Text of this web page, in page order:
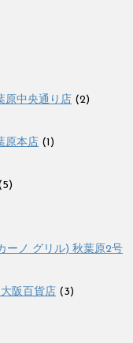
原中央通り店 (2)
原本店 (1)
ーノ グリル) 秋葉原2号
阪百貨店 (3)